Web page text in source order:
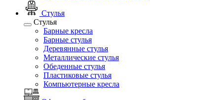
Стулья
Стулья
Барные кресла
Барные стулья
Деревянные стулья
Металлические стулья
Обеденные стулья
Пластиковые стулья
Компьютерные кресла